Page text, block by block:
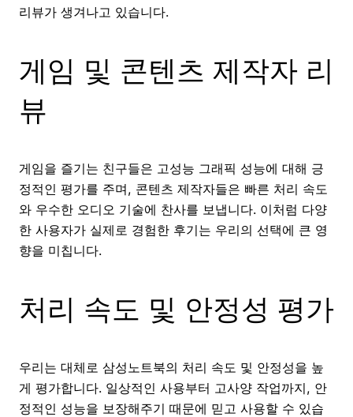
리뷰가 생겨나고 있습니다.
게임 및 콘텐츠 제작자 리
뷰
게임을 즐기는 친구들은 고성능 그래픽 성능에 대해 긍
정적인 평가를 주며, 콘텐츠 제작자들은 빠른 처리 속도
와 우수한 오디오 기술에 찬사를 보냅니다. 이처럼 다양
한 사용자가 실제로 경험한 후기는 우리의 선택에 큰 영
향을 미칩니다.
처리 속도 및 안정성 평가
우리는 대체로 삼성노트북의 처리 속도 및 안정성을 높
게 평가합니다. 일상적인 사용부터 고사양 작업까지, 안
정적인 성능을 보장해주기 때문에 믿고 사용할 수 있습